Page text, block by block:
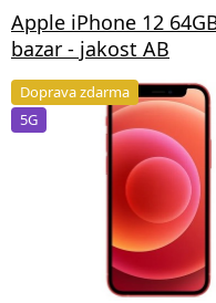
Apple iPhone 12
bazar - jakost AB
Doprava zdarma
5G